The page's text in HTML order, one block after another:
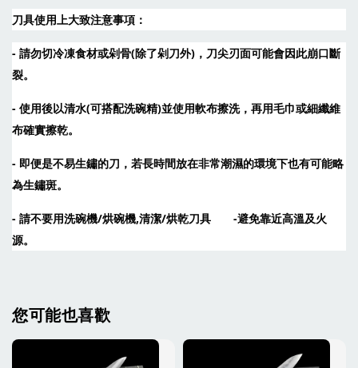
加入購物車
刀240用 彩圖壓克
售完
刀具使用上大致注意事項：
- 請勿切冷凍食材或剁骨(除了剁刀外)，刀尖刃面可能會因此崩口斷
裂。
- 使用後以清水(可搭配洗碗精)並使用軟布擦洗，再用毛巾或細纖維
布確實擦乾。
- 即便是不易生鏽的刀，若長時間放在非常潮濕的環境下也有可能略
為生鏽斑。
- 請不要用洗碗機/烘碗機,清潔/烘乾刀具       -避免靠近高溫及火
源。
您可能也喜歡